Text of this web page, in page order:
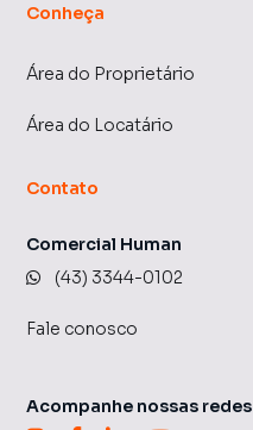
Conheça
Área do Proprietário
Área do Locatário
Contato
Comercial Human
(43) 3344-0102
Fale conosco
Acompanhe nossas redes